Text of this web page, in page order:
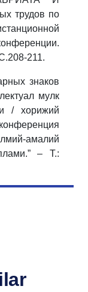
трудов по
211.
знаков
мулк
/ хорижий
амалий
– Т.: